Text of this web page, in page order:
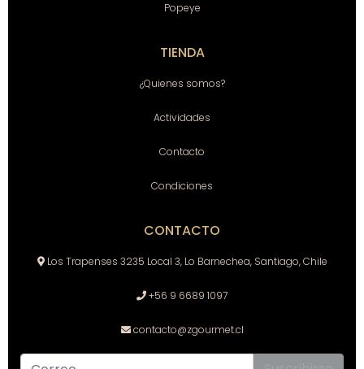
Popeye
TIENDA
¿Quienes somos?
Actividades
Contacto
Condiciones
CONTACTO
Los Trapenses 3235 Local 3, Lo Barnechea, Santiago, Chile
+56 9 6689 1097
contacto@zgourmet.cl